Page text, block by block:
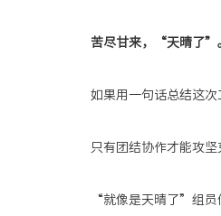
苦尽甘来， “天晴了”
如果用一句话总结这
只有团结协作才能攻坚
“就像是天晴了”组员